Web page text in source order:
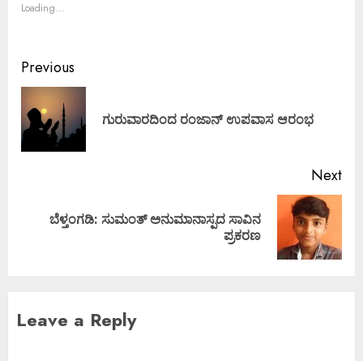
Loading...
Previous
ಗುರುವಾರದಿಂದ ರಂಜಾನ್ ಉಪವಾಸ ಆರಂಭ
Next
ಬೆಳ್ತಂಗಡಿ: ಸುಮಂತ್ ಅನುಮಾನಾಸ್ಪದ ಸಾವಿನ
ಪ್ರಕರಣ
Leave a Reply